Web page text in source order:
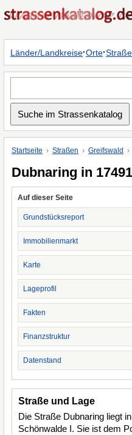
Länder/Landkreise·Orte·
Startseite Straßen Greifswald
Dubnaring in
Auf dieser Seite
Grundstücksreport
Immobilienmarkt
Karte
Lageprofil
Fakten
Finanzstruktur
Datenstand
Straße und Lage
Die Straße Dubnaring liegt in
Schönwalde I. Sie ist dem